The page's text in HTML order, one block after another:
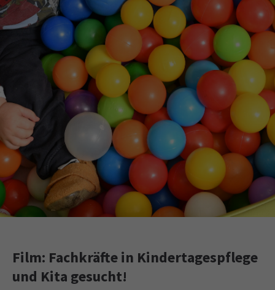
We offer support for our customers
Mon - Fri 8:00am - 5:00pm
(GMT +1)
Get in touch
Cybersteel Inc.
376-293 City Road, Suite 600
San Francisco, CA 94102
Have any questions?
+44 1234 567 890
Drop us a line
info@yourdomain.com
About us
Lorem ipsum dolor sit amet, consectetuer
adipiscing elit.
Film: Fachkräfte in Kindertagespflege
und Kita gesucht!